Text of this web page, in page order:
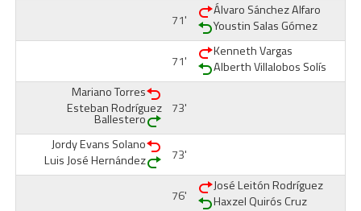
71'
Álvaro Sánchez Alfaro
Youstin Salas Gómez
71'
Kenneth Vargas
Alberth Villalobos Solís
Mariano Torres
Esteban Rodríguez
Ballestero
73'
Jordy Evans Solano
Luis José Hernández
73'
76'
José Leitón Rodríguez
Haxzel Quirós Cruz